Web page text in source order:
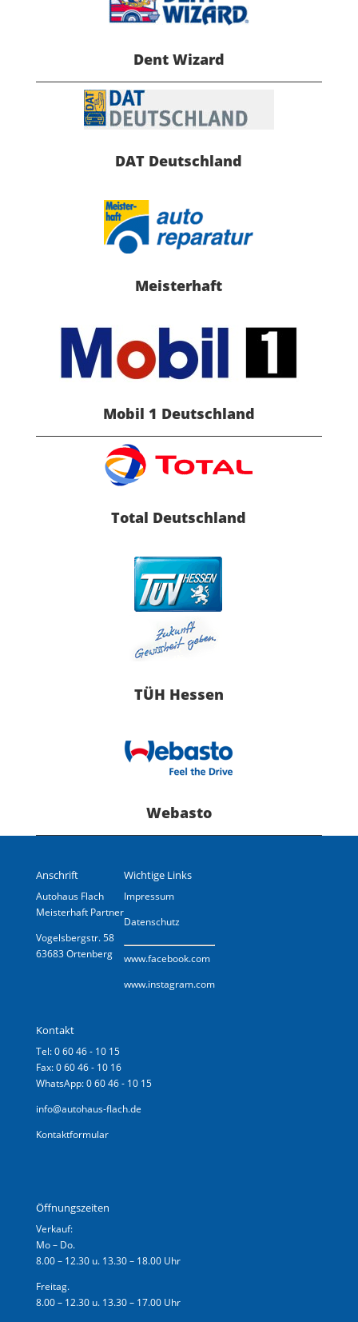
Dent Wizard
DAT Deutschland
Meisterhaft
Mobil 1 Deutschland
Total Deutschland
TÜH Hessen
Webasto
Anschrift
Autohaus Flach
Meisterhaft Partner
Vogelsbergstr. 58
63683 Ortenberg
Wichtige Links
Impressum
Datenschutz
www.facebook.com
www.instagram.com
Kontakt
Tel: 0 60 46 - 10 15
Fax: 0 60 46 - 10 16
WhatsApp: 0 60 46 - 10 15
info@autohaus-flach.de
Kontaktformular
Öffnungszeiten
Verkauf:
Mo – Do.
8.00 – 12.30 u. 13.30 – 18.00 Uhr
Freitag.
8.00 – 12.30 u. 13.30 – 17.00 Uhr